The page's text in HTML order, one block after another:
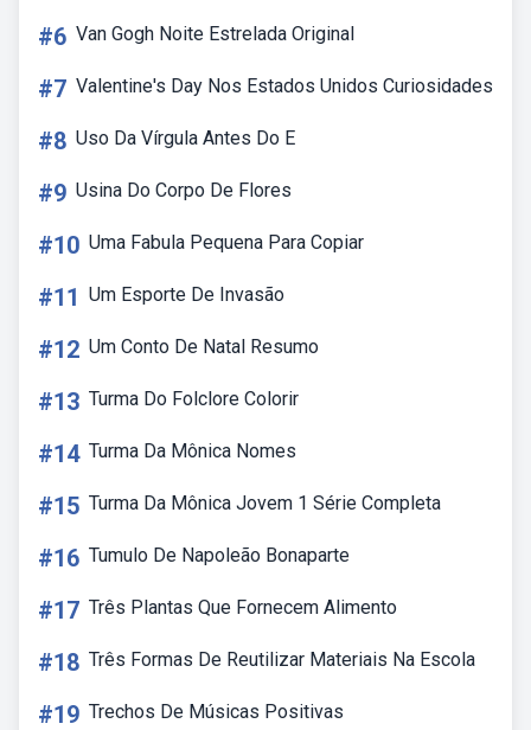
#6 Van Gogh Noite Estrelada Original
#7 Valentine's Day Nos Estados Unidos Curiosidades
#8 Uso Da Vírgula Antes Do E
#9 Usina Do Corpo De Flores
#10 Uma Fabula Pequena Para Copiar
#11 Um Esporte De Invasão
#12 Um Conto De Natal Resumo
#13 Turma Do Folclore Colorir
#14 Turma Da Mônica Nomes
#15 Turma Da Mônica Jovem 1 Série Completa
#16 Tumulo De Napoleão Bonaparte
#17 Três Plantas Que Fornecem Alimento
#18 Três Formas De Reutilizar Materiais Na Escola
#19 Trechos De Músicas Positivas